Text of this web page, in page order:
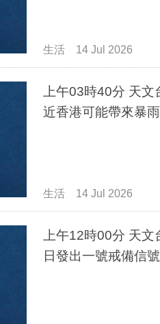
生活 14 Jul 2026
上午03時40分 天
近香港可能帶來暴
生活 14 Jul 2026
上午12時00分 天
日發出一號戒備信